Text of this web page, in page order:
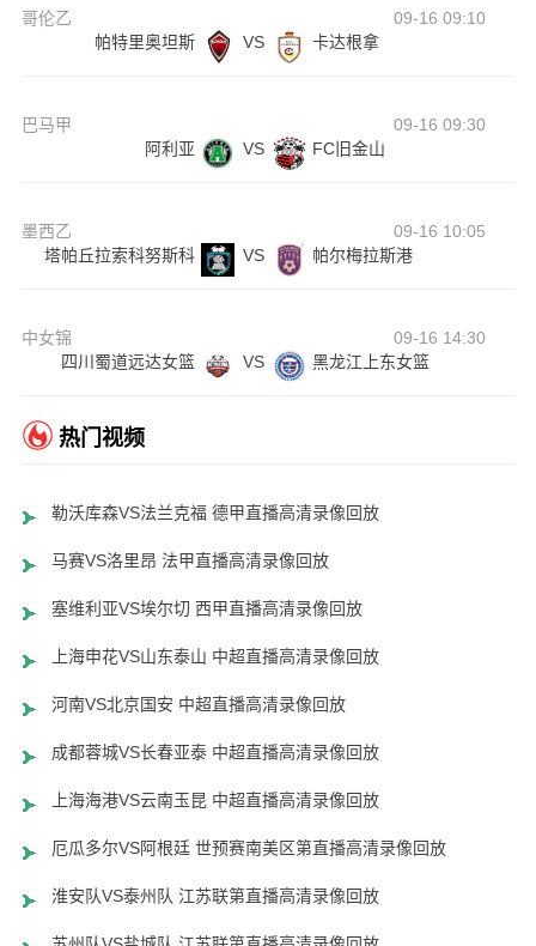
哥伦乙
09-16 09:10
帕特里奥坦斯
VS 卡达根拿
巴马甲
09-16 09:30
阿利亚
VS FC旧金山
墨西乙
09-16 10:05
塔帕丘拉索科努斯科
VS 帕尔梅拉斯港
中女锦
09-16 14:30
四川蜀道远达女篮
VS 黑龙江上东女篮
热门视频
勒沃库森VS法兰克福 德甲直播高清录像回放
马赛VS洛里昂 法甲直播高清录像回放
塞维利亚VS埃尔切 西甲直播高清录像回放
上海申花VS山东泰山 中超直播高清录像回放
河南VS北京国安 中超直播高清录像回放
成都蓉城VS长春亚泰 中超直播高清录像回放
上海海港VS云南玉昆 中超直播高清录像回放
厄瓜多尔VS阿根廷 世预赛南美区第直播高清录像回放
淮安队VS泰州队 江苏联第直播高清录像回放